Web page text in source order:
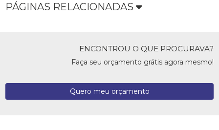
PÁGINAS RELACIONADAS
ENCONTROU O QUE PROCURAVA?
Faça seu orçamento grátis agora mesmo!
Quero meu orçamento